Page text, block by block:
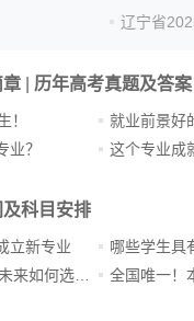
辽宁省
章 历年高考真题及答案
！
业？
就业前景好
这个专业成
科目安排
立新专业
ChatGPT爆火，高中生未来如何选专业？
哪些学生具
全国唯一！